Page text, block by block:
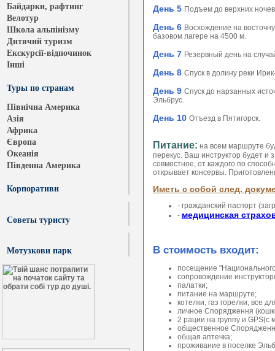
Байдарки, рафтинг
Велотур
Школа альпінізму
Дитячий туризм
Екскурсії-відпочинок
Інші
Туры по странам
Північна Америка
Азія
Африка
Європа
Океанія
Південна Америка
Корпоративи
Cоветы туристу
Мотузкови парк
День 5 Подъем до верхних
День 6 Восхождение на
базовом лагере на 4500 м.
День 7 Резервный день на
День 8 Спуск в долину реки
День 9 Спуск до нарзанных
Эльбрус.
День 10 Отъезд в Пятигорск.
Питание: на всем маршруте
перекус. Ваш инструктор будет
совместное, от каждого по
открывает консервы.
Иметь с собой след.
- гражданский паспорт
- медицинская
В стоимость входит:
посещение
сопровождение
палатки;
питание на маршруте;
котелки, газ горелки, все
личное Спорядження
2 рации на группу и
общественное
общая аптечка;
проживание в поселке